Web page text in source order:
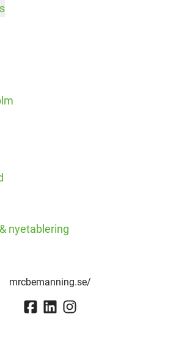
nyetablering
mrcbemanning.se/